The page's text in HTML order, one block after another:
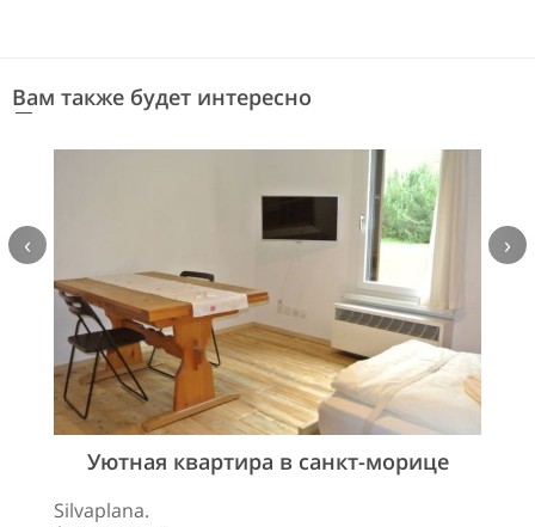
Вам также будет интересно
Уютная квартира в санкт-морице
Silvaplana.
‹ ›